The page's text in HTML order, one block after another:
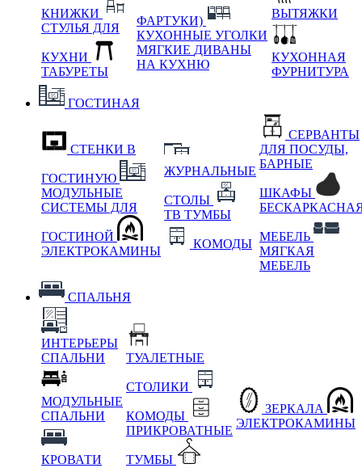
КНИЖКИ
СТУЛЬЯ ДЛЯ
КУХНИ
ТАБУРЕТЫ
ФАРТУКИ)
КУХОННЫЕ УГОЛКИ
МЯГКИЕ ДИВАНЫ
НА КУХНЮ
ВЫТЯЖКИ
КУХОННАЯ
ФУРНИТУРА
ГОСТИНАЯ
СТЕНКИ В
ГОСТИНУЮ
МОДУЛЬНЫЕ
СИСТЕМЫ ДЛЯ
ГОСТИНОЙ
ЭЛЕКТРОКАМИНЫ
ЖУРНАЛЬНЫЕ
СТОЛЫ
ТВ ТУМБЫ
КОМОДЫ
СЕРВАНТЫ
ДЛЯ ПОСУДЫ,
БАРНЫЕ
ШКАФЫ
МЕБЕЛЬ
МЯГКАЯ
МЕБЕЛЬ
СПАЛЬНЯ
ИНТЕРЬЕРЫ
СПАЛЬНИ
МОДУЛЬНЫЕ
СПАЛЬНИ
КРОВАТИ
ТУАЛЕТНЫЕ
СТОЛИКИ
КОМОДЫ
ПРИКРОВАТНЫЕ
ТУМБЫ
ЗЕРКАЛА
ЭЛЕКТРОКАМИНЫ